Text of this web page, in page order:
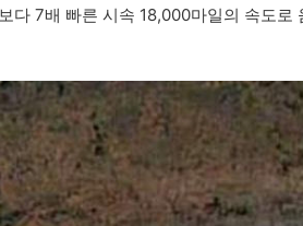
보다 7배 빠른 시속 18,000마일의 속도로